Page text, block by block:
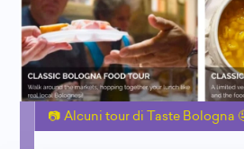
Alcuni tour di Taste Bologna